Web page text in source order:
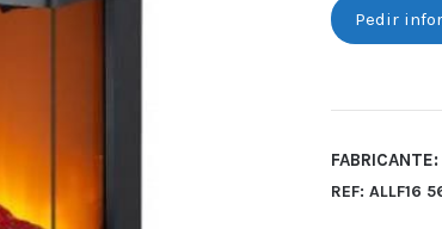
Pedir
REF: ALLF16